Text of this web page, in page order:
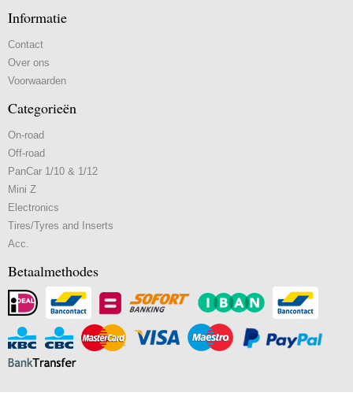
Informatie
Contact
Over ons
Voorwaarden
Categorieën
On-road
Off-road
PanCar 1/10 & 1/12
Mini Z
Electronics
Tires/Tyres and Inserts
Acc.
Betaalmethodes